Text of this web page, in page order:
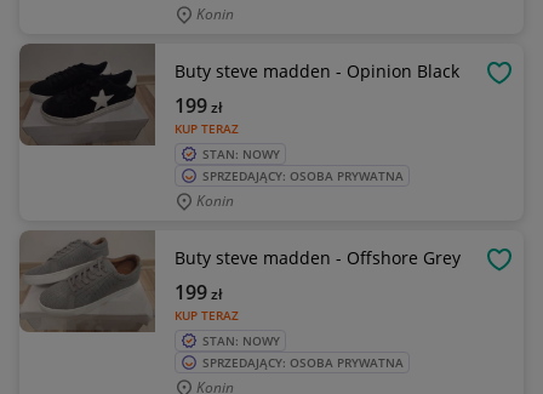
Konin
Buty steve madden - Opinion Black
KUP TERAZ
199zł
STAN: NOWY
SPRZEDAJĄCY: OSOBA PRYWATNA
Konin
Buty steve madden - Offshore Grey
KUP TERAZ
199zł
STAN: NOWY
SPRZEDAJĄCY: OSOBA PRYWATNA
Konin